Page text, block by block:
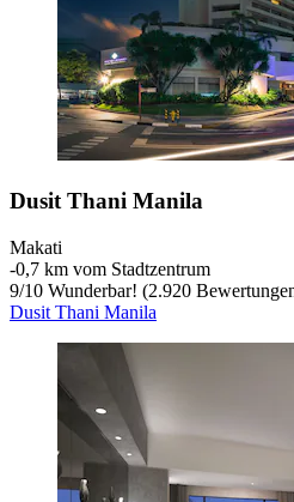
Dusit Thani Manila
Makati
‐0,7 km vom Stadtzentrum
9/10 Wunderbar! (2.920
Dusit Thani Manila